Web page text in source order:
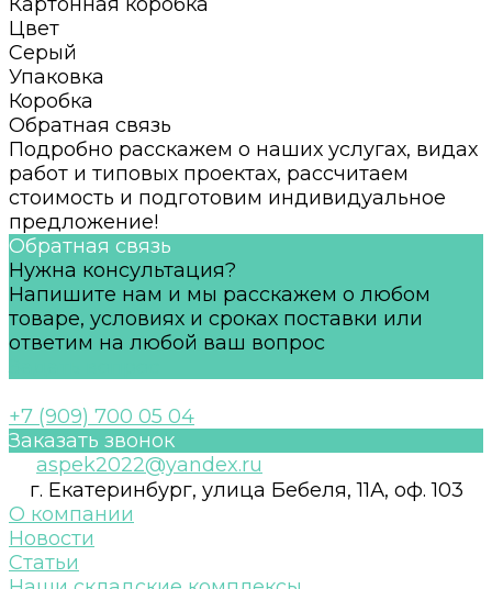
Цвет
Серый
Упаковка
Коробка
Обратная связь
Подробно расскажем о наших услугах, видах
работ и типовых проектах, рассчитаем
стоимость и подготовим индивидуальное
предложение!
Обратная связь
Нужна консультация?
Напишите нам и мы расскажем о любом
товаре, условиях и сроках поставки или
ответим на любой ваш вопрос
+7 (909) 700 05 04
Заказать звонок
aspek2022@yandex.ru
г. Екатеринбург, улица Бебеля, 11А, оф. 103
О компании
Новости
Статьи